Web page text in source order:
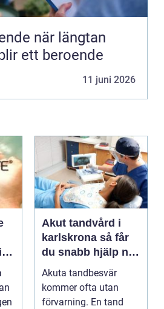
ett beroende
11 juni 2026
Akut tandvård i
karlskrona så får
du snabb hjälp när
tanden krisar
Akuta tandbesvär
kommer ofta utan
förvarning. En tand